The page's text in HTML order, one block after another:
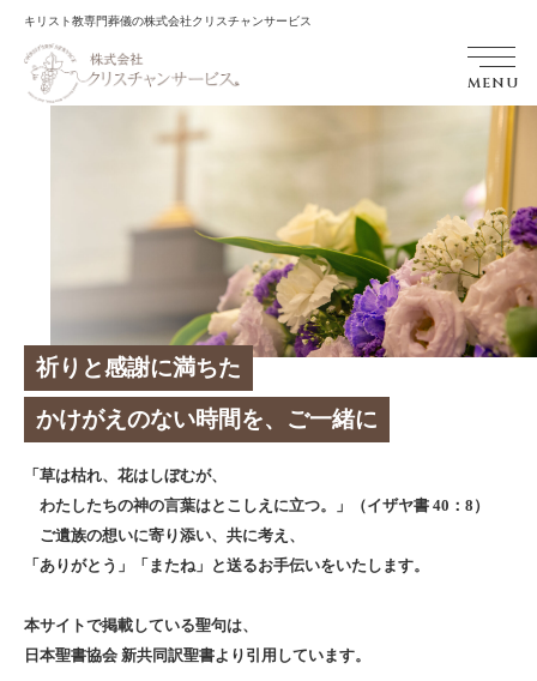
キリスト教専門葬儀の株式会社クリスチャンサービス
MENU
祈りと感謝に満ちた
かけがえのない時間を、ご一緒に
「草は枯れ、花はしぼむが、
わたしたちの神の言葉はとこしえに立つ。」（イザヤ書 40：8）
ご遺族の想いに寄り添い、共に考え、
「ありがとう」「またね」と送るお手伝いをいたします。
本サイトで掲載している聖句は、
日本聖書協会 新共同訳聖書より引用しています。